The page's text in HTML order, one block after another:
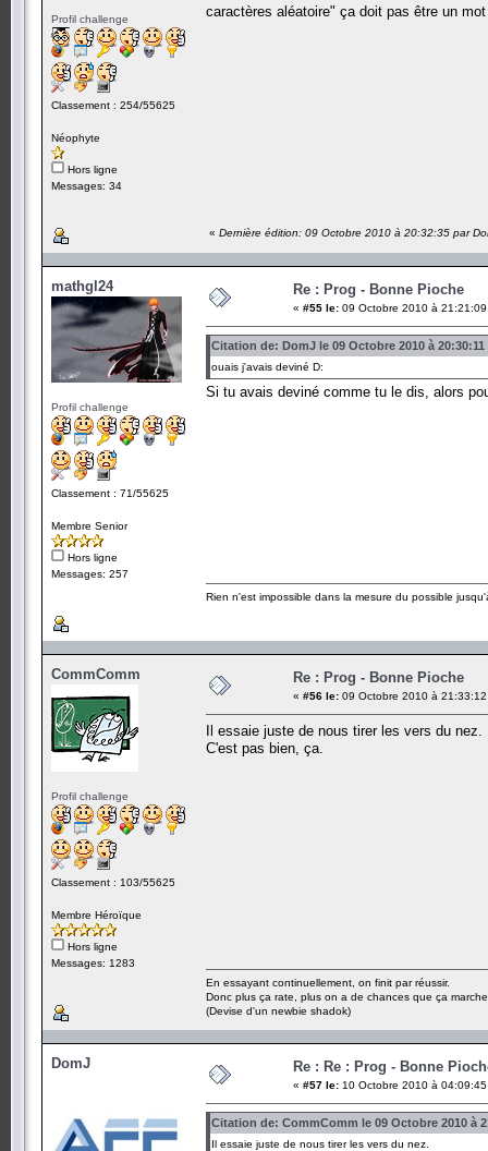
Profil challenge
Classement : 254/55625
Néophyte
Hors ligne
Messages: 34
caractères aléatoire" ça doit pas être un
« Dernière édition: 09 Octobre 2010 à 20:32:35 par
mathgl24
Profil challenge
Classement : 71/55625
Membre Senior
Hors ligne
Messages: 257
Re : Prog - Bonne Pioche
« #55 le: 09 Octobre 2010 à
Citation de: DomJ le 09 Octobre 2010 à 20:30:11
ouais j'avais deviné D:
Si tu avais deviné comme tu le dis, alors
Rien n'est impossible dans la mesure du possible
CommComm
Profil challenge
Classement : 103/55625
Membre Héroïque
Hors ligne
Messages: 1283
Re : Prog - Bonne Pioche
« #56 le: 09 Octobre 2010 à
Il essaie juste de nous tirer les vers du nez.
C'est pas bien, ça.
En essayant continuellement, on finit par réussir.
Donc plus ça rate, plus on a de chances que ça
(Devise d'un newbie shadok)
DomJ Re : Re : Prog - Bonne
« #57 le: 10 Octobre 2010 à
Citation de: CommComm le 09 Octobre 2010 à
Il essaie juste de nous tirer les vers du nez.